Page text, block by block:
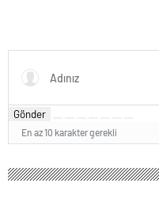
Gönder
En az 10 karakter gerekli